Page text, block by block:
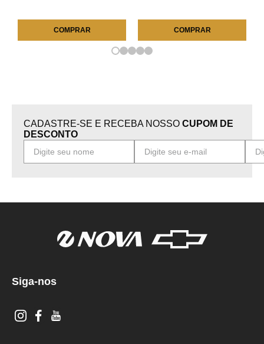
COMPRAR COMPRAR
CADASTRE-SE E RECEBA NOSSO CUPOM DE
DESCONTO
Siga-nos